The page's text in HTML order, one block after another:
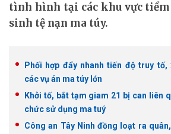
tình hình tại các khu vực tiềm
sinh tệ nạn ma túy.
Phối hợp đẩy nhanh tiến độ truy
các vụ án ma túy lớn
Khởi tố, bắt tạm giam 21 bị can liên
chức sử dụng ma tuý
Công an Tây Ninh đồng loạt ra